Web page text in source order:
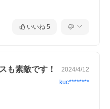
いいね 5
も素敵です！ 2024/4/12
kuc********